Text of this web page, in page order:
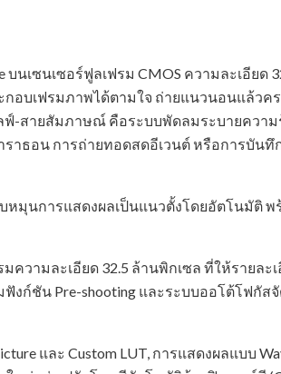
นเซนเซอร์ฟูลเฟรม CMOS ความละเอียด
กอบเฟรมภาพได้ตามใจ ถ่ายแนวนอนแล้วค
ลฟ์-สายสัมภาษณ์ คือระบบพัดลมระบายควา
ราธอน การถ่ายทอดสดอีเวนต์ หรือการบัน
บหมุนการแสดงผลเป็นแนวตั้งโดยอัตโนมัติ
วามละเอียด 32.5 ล้านพิกเซล ที่ให้รายละ
งก์ชัน Pre-shooting และระบบออโต้โฟกัสจั
และ Custom LUT, การแสดงผลแบบ